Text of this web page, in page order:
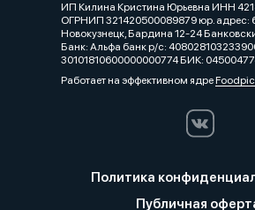
ИП Килина Кристина Юрьевна ИНН
ОГРНИП 321420500089879 юр. адрес:
Новокузнецк, Бардина 12-24
Банк: Альфа банк р/с:
30101810600000000774 БИК:
Работает на эффективном ядре
Политика
Публичная